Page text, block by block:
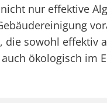
nur effektive
die sowohl
ökologisch im